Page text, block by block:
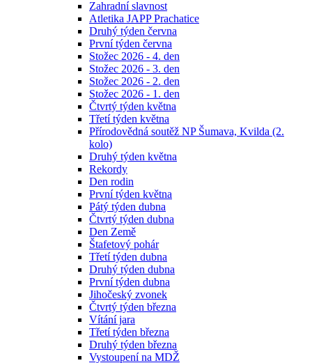
Zahradní slavnost
Atletika JAPP Prachatice
Druhý týden června
První týden června
Stožec 2026 - 4. den
Stožec 2026 - 3. den
Stožec 2026 - 2. den
Stožec 2026 - 1. den
Čtvrtý týden května
Třetí týden května
Přírodovědná soutěž NP Šumava, Kvilda (2.
kolo)
Druhý týden května
Rekordy
Den rodin
První týden května
Pátý týden dubna
Čtvrtý týden dubna
Den Země
Štafetový pohár
Třetí týden dubna
Druhý týden dubna
První týden dubna
Jihočeský zvonek
Čtvrtý týden března
Vítání jara
Třetí týden března
Druhý týden března
Vystoupení na MDŽ